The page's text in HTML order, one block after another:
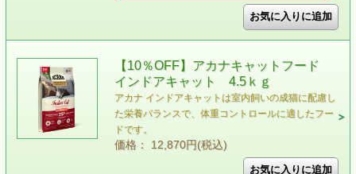
【10％OFF】アカナキャットフード
インドアキャット 4.5ｋｇ
アカナ インドアキャットは室内飼いの成猫に配慮し
た栄養バランスで、体重コントロールに適したフー
ドです。
価格： 12,870円(税込)